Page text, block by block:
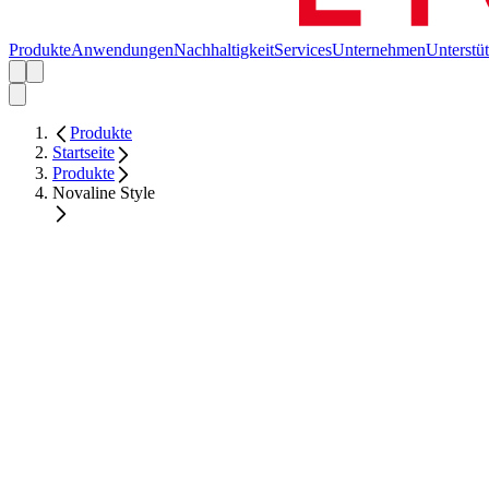
ProdukteAnwendungenNachhaltigkeitServicesUnternehmen
Produkte
Startseite
Produkte
Novaline Style